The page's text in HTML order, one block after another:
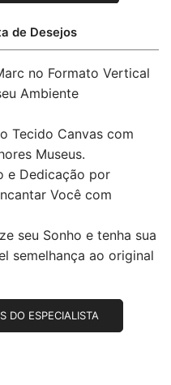
de Desejos
no Formato Vertical
Ambiente
Tecido Canvas com
Museus.
e Dedicação por
Você com
seu Sonho e tenha sua
semelhança ao original
DO ESPECIALISTA